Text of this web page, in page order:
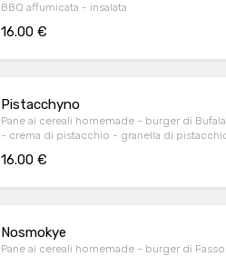
BBQ affumicata - insalata
16.00 €
Pistacchyno
Pane ai cereali homemade - burger di
- crema di pistacchio - granella di
16.00 €
Nosmokye
Pane ai cereali homemade - burger di Fassona -